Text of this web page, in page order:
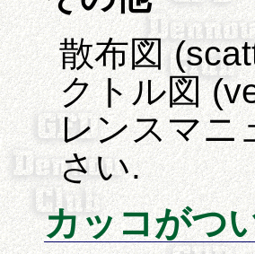
散布図
クトル図
レンスマニ
さい.
カッコがつ